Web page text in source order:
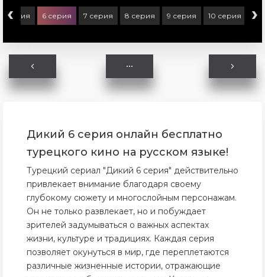
‹
5 серия 6 серия 7 серия 8 серия 9 серия 10 серия 11
›
Дикий 6 серия онлайн бесплатно
турецкого кино на русском языке!
Турецкий сериал "Дикий 6 серия" действительно
привлекает внимание благодаря своему
глубокому сюжету и многослойным персонажам.
Он не только развлекает, но и побуждает
зрителей задумываться о важных аспектах
жизни, культуре и традициях. Каждая серия
позволяет окунуться в мир, где переплетаются
различные жизненные истории, отражающие